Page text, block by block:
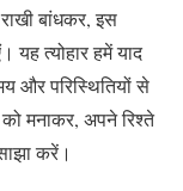
बांधकर, इस
यह त्योहार हमें याद
और परिस्थितियों से
मनाकर, अपने रिश्ते
करें।